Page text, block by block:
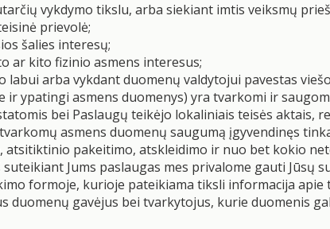
vykdymo tikslu, arba siekiant imtis veiksmų
prievolė;
šalies interesų;
ar kito fizinio asmens interesus;
arba vykdant duomenų valdytojui pavestas
ypatingi asmens duomenys) yra tvarkomi ir
bei Paslaugų teikėjo lokaliniais teisės aktais,
asmens duomenų saugumą įgyvendinęs
pakeitimo, atskleidimo ir nuo bet kokio
Jums paslaugas mes privalome gauti Jūsų
formoje, kurioje pateikiama tiksli informacija
gavėjus bei tvarkytojus, kurie duomenis